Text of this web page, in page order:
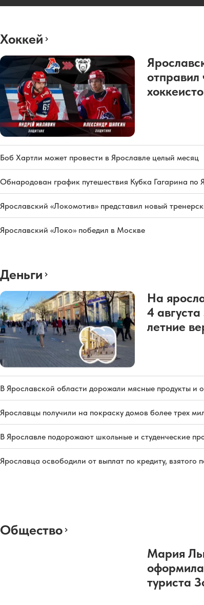
Хоккей
отправил
Боб Хартли может провести в Ярославле целый месяц
Обнародован график путешествия Кубка Гагарина по
Ярославский «Локомотив» представил новый
Ярославский «Локо» победил в Москве
Деньги
На
4
летние
В Ярославской области дорожали мясные продукты и
Ярославцы получили на покраску домов более трех
В Ярославле подорожают школьные и студенческие
Ярославца освободили от выплат по кредиту,
Общество
Мария
туриста